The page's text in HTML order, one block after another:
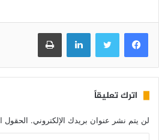
فيسبوك تويتر لينكدإن طباعة
اترك تعليقاً
لن يتم نشر عنوان بريدك الإلكتروني. الحقول